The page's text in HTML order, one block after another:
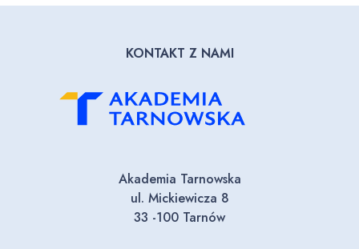
KONTAKT Z NAMI
Akademia Tarnowska
ul. Mickiewicza 8
33 -100 Tarnów